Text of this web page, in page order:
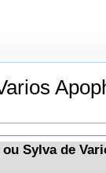
Sylva de